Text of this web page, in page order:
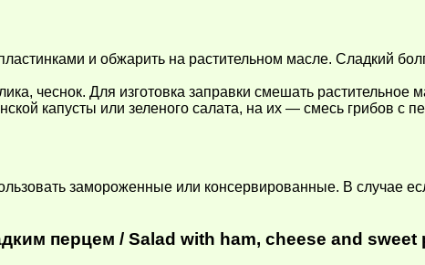
и обжарить на растительном масле. Сладкий
чеснок. Для изготовка заправки смешать
капусты или зеленого салата, на их — смесь грибов
замороженные или консервированные. В случае
перцем / Salad with ham, cheese and sweet